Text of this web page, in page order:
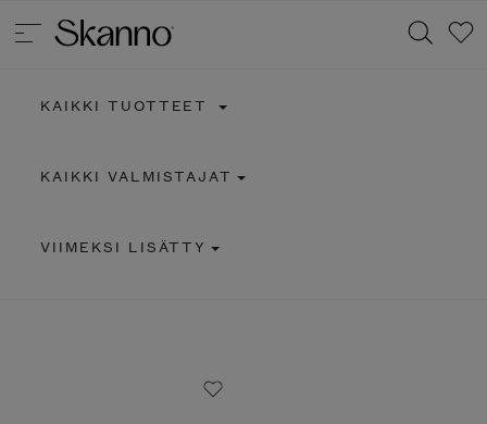
KAIKKI TUOTTEET
KAIKKI VALMISTAJAT
VIIMEKSI LISÄTTY